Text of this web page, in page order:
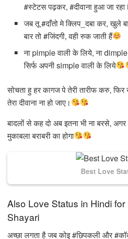
#स्टेटस पढ़कर, #दीवाना हुआ जा रहा
जब तू #दाँतो मे क्लिप_दबा कर, खुले
बार तो #जिंदगी, वही रुक जाती हैं
ना pimple वाली के लिये, ना
सिर्फ अपनी simple वाली के लिये
सोचता हु हर कागज पे तेरी तारीफ करु,
तेरा दीवाना ना हो जाए।
बादलों से कह दो अब इतना भी ना बरसे,
मुकाबला बराबरी का होगा
Best Love
Also Love Status in Hindi
Shayari
अच्छा लगता है जब कोइ #छिपकली और